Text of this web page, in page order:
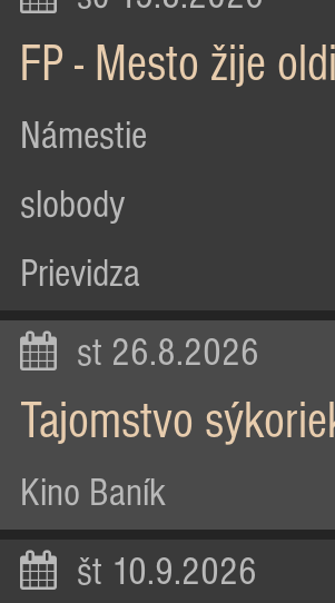
FP - Mesto žije
Námestie
slobody
Prievidza
st 26.8.2026
Tajomstvo
Kino Baník
št 10.9.2026